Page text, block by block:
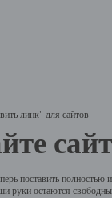
линк" для сайтов
поставить
руки остаются